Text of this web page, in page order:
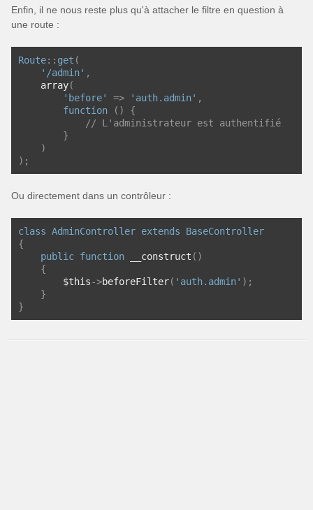
Enfin, il ne nous reste plus qu'à attacher le filtre en question à
une route :
Route:: get (
'/admin' ,
    array
(
'before'
=> 'auth.admin' ,
function
()
{
// L'administrateur est authentifié
}
)
);
Ou directement dans un contrôleur :
class AdminController extends
BaseController
{
public function __construct ()
{
        $this
->beforeFilter( 'auth.admin' );
}
}